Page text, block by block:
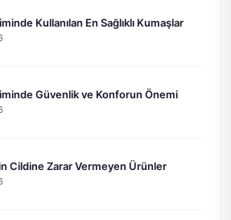
Kullanılan En Sağlıklı Kumaşlar
Güvenlik ve Konforun Önemi
Cildine Zarar Vermeyen Ürünler